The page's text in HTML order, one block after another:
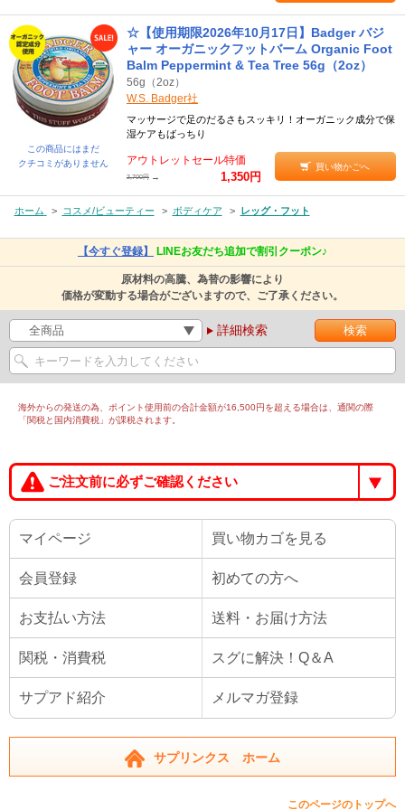
この商品にはまだ
クチコミがありません
☆【使用期限2026年10月17日】Badger バジ
ャー オーガニックフットバーム Organic Foot
Balm Peppermint & Tea Tree 56g（2oz）
56g（2oz）
W.S. Badger社
マッサージで足のだるさもスッキリ！オーガニック成分で保
湿ケアもばっちり
アウトレットセール特価
2,700円 → 1,350円
買い物かごへ
ホーム > コスメ/ビューティー > ボディケア > レッグ・フット
【今すぐ登録】 LINEお友だち追加で割引クーポン♪
原材料の高騰、為替の影響により
価格が変動する場合がございますので、ご了承ください。
詳細検索
海外からの発送の為、ポイント使用前の合計金額が16,500円を超える場合は、通関の際
「関税と国内消費税」が課税されます。
ご注文前に必ずご確認ください
マイページ 買い物カゴを見る
会員登録 初めての方へ
お支払い方法 送料・お届け方法
関税・消費税 スグに解決！Q＆A
サプアド紹介 メルマガ登録
サプリンクス ホーム
このページのトップへ